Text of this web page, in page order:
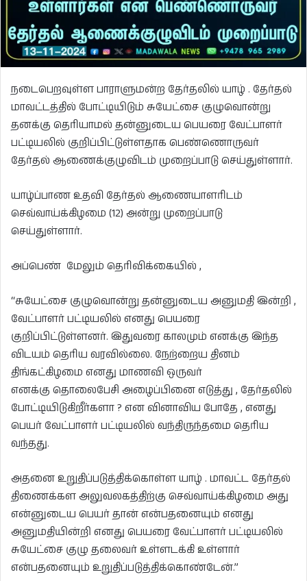
நடைபெறவுள்ள பாராளுமன்ற தேர்தலில் யாழ் . தேர்தல்
மாவட்டத்தில் போட்டியிடும் சுயேட்சை குழுவொன்று
தனக்கு தெரியாமல் தன்னுடைய பெயரை வேட்பாளர்
பட்டியலில் குறிப்பிட்டுள்ளதாக பெண்ணொருவர்
தேர்தல் ஆணைக்குழுவிடம் முறைப்பாடு செய்துள்ளார்.
யாழ்ப்பாண உதவி தேர்தல் ஆணையாளரிடம்
செவ்வாய்க்கிழமை (12) அன்று முறைப்பாடு
செய்துள்ளார்.
அப்பெண் மேலும் தெரிவிக்கையில் ,
“சுயேட்சை குழுவொன்று தன்னுடைய அனுமதி இன்றி ,
வேட்பாளர் பட்டியலில் எனது பெயரை
குறிப்பிட்டுள்ளனர். இதுவரை காலமும் எனக்கு இந்த
விடயம் தெரிய வரவில்லை. நேற்றைய தினம்
திங்கட்கிழமை எனது மாணவி ஒருவர்
எனக்கு தொலைபேசி அழைப்பினை எடுத்து , தேர்தலில்
போட்டியிடுகிறீர்களா ? என வினாவிய போதே , எனது
பெயர் வேட்பாளர் பட்டியலில் வந்திருந்தமை தெரிய
வந்தது.
அதனை உறுதிப்படுத்திக்கொள்ள யாழ் . மாவட்ட தேர்தல்
திணைக்கள அலுவலகத்திற்கு செவ்வாய்க்கிழமை அது
என்னுடைய பெயர் தான் என்பதனையும் எனது
அனுமதியின்றி எனது பெயரை வேட்பாளர் பட்டியலில்
சுயேட்சை குழு தலைவர் உள்ளடக்கி உள்ளார்
என்பதனையும் உறுதிப்படுத்திக்கொண்டேன்.”